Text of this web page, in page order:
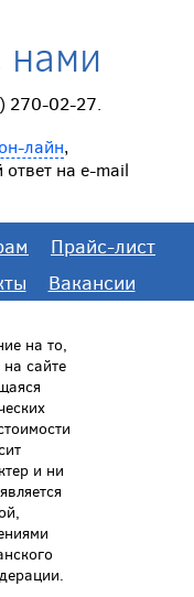
нами
270-02-27.
лайн,
на e-mail
Прайс-лист
Вакансии
на то,
сайте
и ни